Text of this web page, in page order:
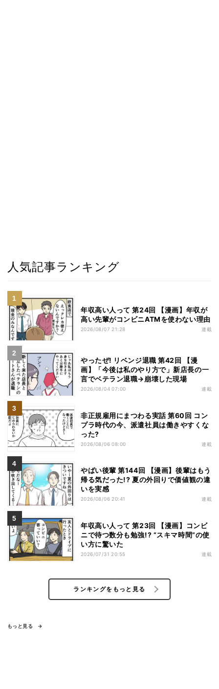
人気記事ランキング
年収高い人って 第24回 【漫画】年収が
高い先輩がコンビニATMを使わない理由
2026/08/07 21:28 連載
やったぜ! リベンジ退職 第42回 【漫
画】「今後は私のやり方で」新店長の一
言でベテラン退職→崩壊した現場
2026/08/04 07:00 連載
非正規雇用にまつわる実話 第60回 コン
プラ時代の今、派遣社員は働きやすくな
った?
2026/08/06 08:00 連載
やばい後輩 第144回 【漫画】後輩はもう
帰る気だった!? 夏の外回りで価値観の違
いを実感
2026/08/06 20:41 連載
年収高い人って 第23回 【漫画】コンビ
ニで待つ数分も勉強!? “スキマ時間”の使
い方に驚いた
2026/07/31 20:55 連載
ランキングをもっと見る
もっと見る